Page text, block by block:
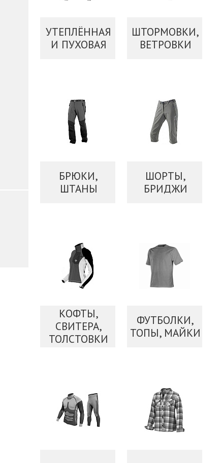
УТЕПЛЁННАЯ
И ПУХОВАЯ
ШТОРМОВКИ,
ВЕТРОВКИ
БРЮКИ,
ШТАНЫ
ШОРТЫ,
БРИДЖИ
КОФТЫ,
СВИТЕРА,
ТОЛСТОВКИ
ФУТБОЛКИ,
ТОПЫ, МАЙКИ